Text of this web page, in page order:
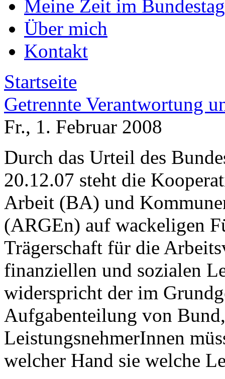
Meine Zeit im Bundestag
Über mich
Kontakt
Startseite
Getrennte Verantwortung
Fr., 1. Februar 2008
Durch das Urteil des
20.12.07 steht die
Arbeit (BA) und
(ARGEn) auf wackeligen
Trägerschaft für die
finanziellen und sozialen
widerspricht der im
Aufgabenteilung von
LeistungsnehmerInnen
welcher Hand sie welche